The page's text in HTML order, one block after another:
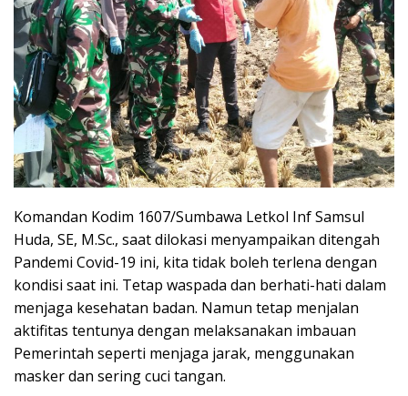
Komandan Kodim 1607/Sumbawa Letkol Inf Samsul
Huda, SE, M.Sc., saat dilokasi menyampaikan ditengah
Pandemi Covid-19 ini, kita tidak boleh terlena dengan
kondisi saat ini. Tetap waspada dan berhati-hati dalam
menjaga kesehatan badan. Namun tetap menjalan
aktifitas tentunya dengan melaksanakan imbauan
Pemerintah seperti menjaga jarak, menggunakan
masker dan sering cuci tangan.